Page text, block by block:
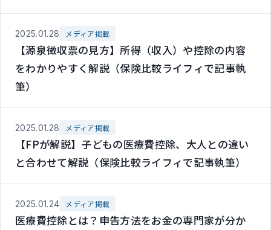
2025.01.28 メディア掲載
【源泉徴収票の見方】所得（収入）や控除の内容
をわかりやすく解説（保険比較ライフィで記事執
筆）
2025.01.28 メディア掲載
【FPが解説】子どもの医療費控除、大人との違い
と合わせて解説（保険比較ライフィで記事執筆）
2025.01.24 メディア掲載
医療費控除とは？申告方法をお金の専門家が分か